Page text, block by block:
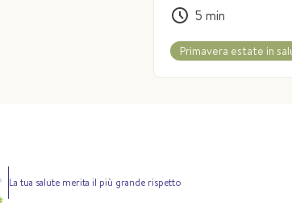
5 min
Primavera estate in
La tua salute merita il più grande rispetto